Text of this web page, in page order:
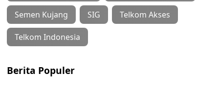
Semen Kujang SIG Telkom Akses
Telkom Indonesia
Berita Populer